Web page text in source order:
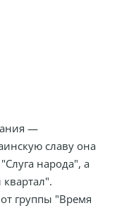
—
славу она
народа", а
группы "Время